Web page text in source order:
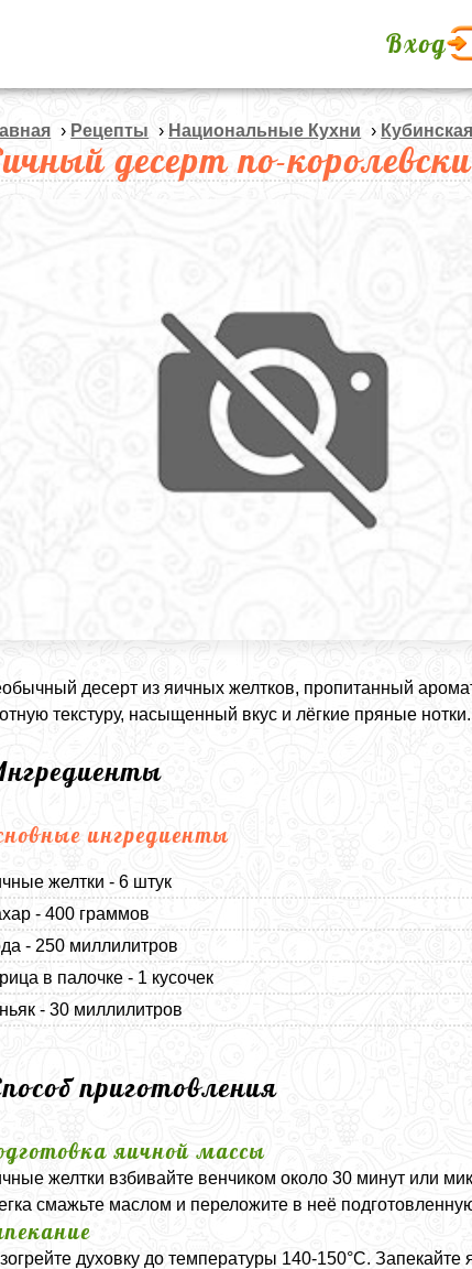
Вход
› Рецепты › Национальные Кухни ›
десерт по-
десерт из яичных желтков, пропитанный
текстуру, насыщенный вкус и лёгкие пряные нотки.
ингредиенты
желтки - 6 штук
- 400 граммов
- 250 миллилитров
в палочке - 1 кусочек
- 30 миллилитров
приготовления
яичной массы
желтки взбивайте венчиком около 30 минут или
смажьте маслом и переложите в неё
духовку до температуры 140-150°C.